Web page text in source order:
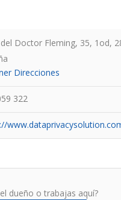
del Doctor Fleming, 35, 1od,
Direcciones
322
dueño o trabajas aquí?